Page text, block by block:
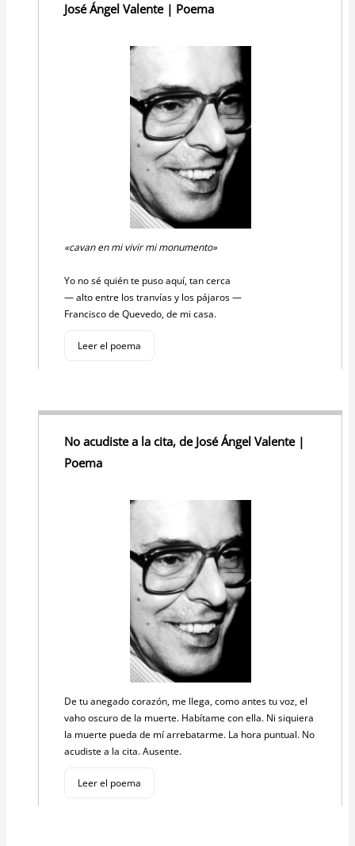
José Ángel Valente | Poema
«cavan en mi vivir mi monumento»
Yo no sé quién te puso aquí, tan cerca
— alto entre los tranvías y los pájaros —
Francisco de Quevedo, de mi casa.
Leer el poema
No acudiste a la cita, de José Ángel Valente |
Poema
De tu anegado corazón, me llega, como antes tu voz, el
vaho oscuro de la muerte. Habítame con ella. Ni siquiera
la muerte pueda de mí arrebatarme. La hora puntual. No
acudiste a la cita. Ausente.
Leer el poema